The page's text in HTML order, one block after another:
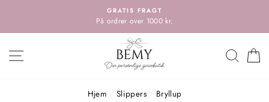
indholdet
GRATIS FRAGT
På ordrer over 1000 kr.
SØG
Hjem / Slippers / Bryllup